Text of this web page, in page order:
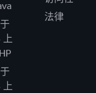
上
上
法律